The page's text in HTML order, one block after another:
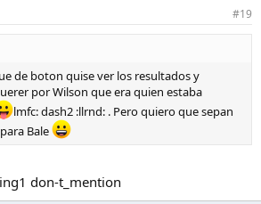
#19
de boton quise ver los resultados y
por Wilson que era quien estaba
lmfc: dash2 :llrnd: . Pero quiero que sepan
Bale
don-t_mention